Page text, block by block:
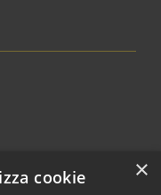
×
cookie